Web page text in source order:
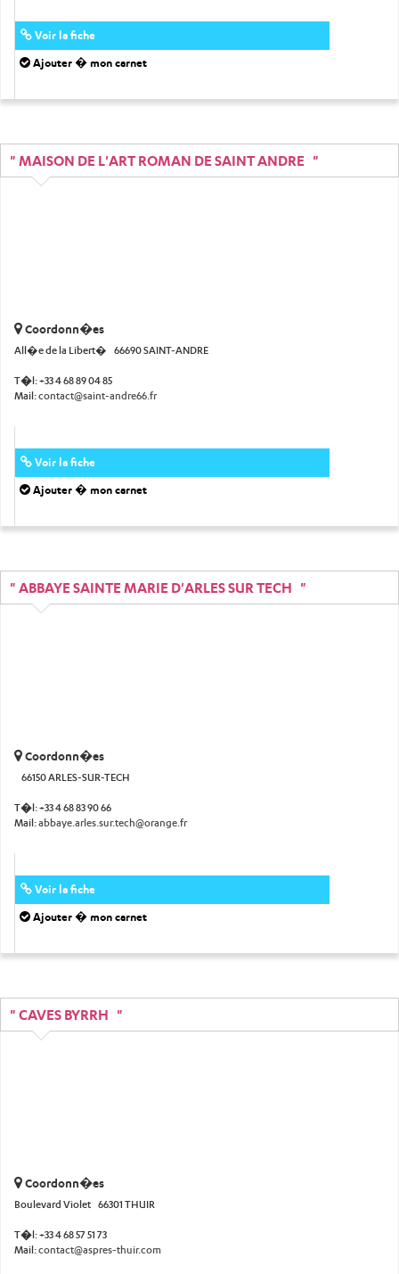
Voir la fiche
Ajouter � mon carnet
" MAISON DE L'ART ROMAN DE SAINT ANDRE "
Coordonn�es
All�e de la Libert� 66690 SAINT-ANDRE
T�l:+33 4 68 89 04 85
Mail:contact@saint-andre66.fr
Voir la fiche
Ajouter � mon carnet
" ABBAYE SAINTE MARIE D'ARLES SUR TECH "
Coordonn�es
66150 ARLES-SUR-TECH
T�l:+33 4 68 83 90 66
Mail:abbaye.arles.sur.tech@orange.fr
Voir la fiche
Ajouter � mon carnet
" CAVES BYRRH "
Coordonn�es
Boulevard Violet 66301 THUIR
T�l:+33 4 68 57 51 73
Mail:contact@aspres-thuir.com